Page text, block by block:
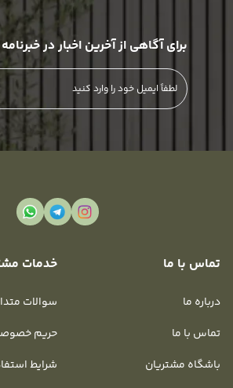
برای آگاهی از آخرین اخبار در
تماس با ما
درباره ما
تماس با ما
باشگاه مشتریان
خدمات
سوالات
حریم
شرایط